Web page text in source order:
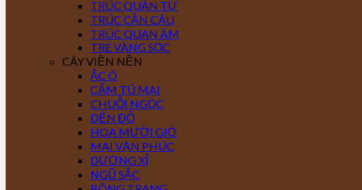
TRÚC QUÂN TỬ
TRÚC CẦN CÂU
TRÚC QUAN ÂM
TRE VÀNG SỌC
CÂY VIỀN NỀN
ẮC Ó
CẨM TÚ MAI
CHUỖI NGỌC
DỀN ĐỎ
HOA MƯỜI GIỜ
MAI VẠN PHÚC
DƯƠNG XỈ
NGŨ SẮC